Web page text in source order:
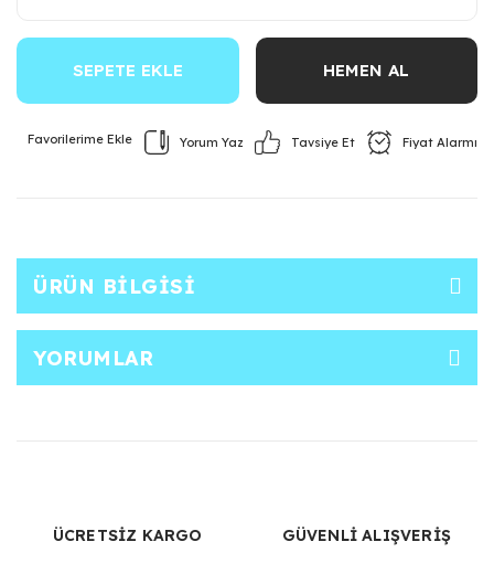
SEPETE EKLE HEMEN AL
Yorum Yaz Tavsiye Et Fiyat Alarmı
ÜRÜN BILGISI
YORUMLAR
ÜCRETSİZ KARGO GÜVENLİ ALIŞVERİŞ